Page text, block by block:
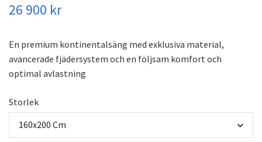
26 900 kr
En premium kontinentalsäng med exklusiva material,
avancerade fjädersystem och en följsam komfort och
optimal avlastning
Storlek
160x200 Cm